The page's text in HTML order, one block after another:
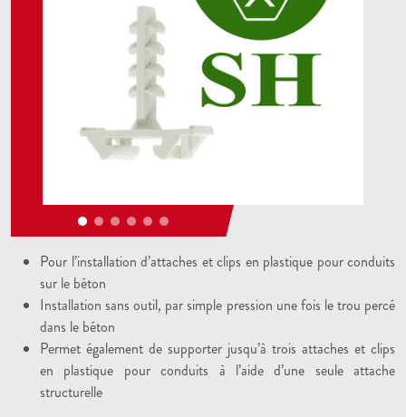
Pour l’installation d’attaches et clips en plastique pour conduits
sur le béton
Installation sans outil, par simple pression une fois le trou percé
dans le béton
Permet également de supporter jusqu’à trois attaches et clips
en plastique pour conduits à l’aide d’une seule attache
structurelle